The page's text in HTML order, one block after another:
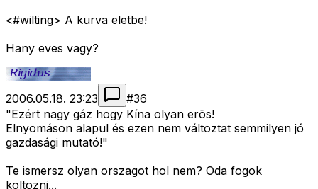
<#wilting> A kurva eletbe!
Hany eves vagy?
2006.05.18. 23:23 #36
"Ezért nagy gáz hogy Kína olyan erõs!
Elnyomáson alapul és ezen nem változtat semmilyen jó
gazdasági mutató!"
Te ismersz olyan orszagot hol nem? Oda fogok
koltozni...